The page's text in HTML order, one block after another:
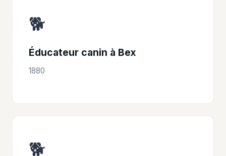
🐕
Éducateur canin à Bex
1880
🐕